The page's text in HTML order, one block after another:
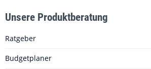
Unsere Produktberatung
Ratgeber
Budgetplaner